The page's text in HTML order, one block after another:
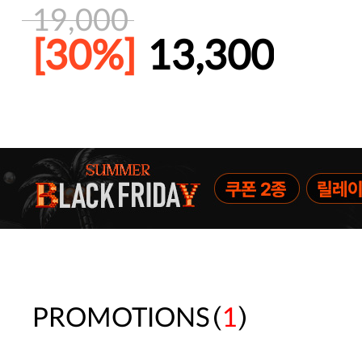
19,000
[30%] 13,300
주말특가 20%(8.7~8.9)/5만원 이
[썸머블프] 1만원 할인 쿠폰(8.1~31)
속옷 교체 10% 쿠폰(8.1~31)/7만
PROMOTIONS(1)